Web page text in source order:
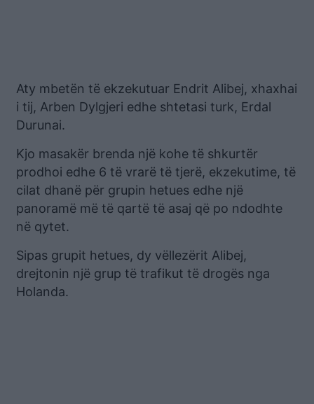
Aty mbetën të ekzekutuar Endrit Alibej, xhaxhai
i tij, Arben Dylgjeri edhe shtetasi turk, Erdal
Durunai.
Kjo masakër brenda një kohe të shkurtër
prodhoi edhe 6 të vrarë të tjerë, ekzekutime, të
cilat dhanë për grupin hetues edhe një
panoramë më të qartë të asaj që po ndodhte
në qytet.
Sipas grupit hetues, dy vëllezërit Alibej,
drejtonin një grup të trafikut të drogës nga
Holanda.